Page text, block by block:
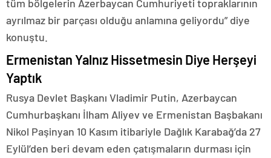
tüm bölgelerin Azerbaycan Cumhuriyeti topraklarının
ayrılmaz bir parçası olduğu anlamına geliyordu” diye
konuştu.
Ermenistan Yalnız Hissetmesin Diye Herşeyi
Yaptık
Rusya Devlet Başkanı Vladimir Putin, Azerbaycan
Cumhurbaşkanı İlham Aliyev ve Ermenistan Başbakanı
Nikol Paşinyan 10 Kasım itibariyle Dağlık Karabağ’da 27
Eylül’den beri devam eden çatışmaların durması için